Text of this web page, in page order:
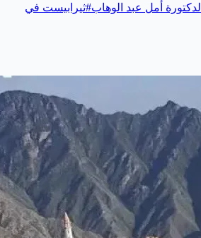
الدكتورة أمل عبد الوهاب#ثيرابيست في